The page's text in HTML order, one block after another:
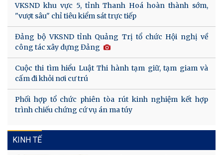
VKSND khu vực 5, tỉnh Thanh Hoá hoàn thành sớm,
"vượt sâu" chỉ tiêu kiểm sát trực tiếp
Đảng bộ VKSND tỉnh Quảng Trị tổ chức Hội nghị về
công tác xây dựng Đảng
Cuộc thi tìm hiểu Luật Thi hành tạm giữ, tạm giam và
cấm đi khỏi nơi cư trú
Phối hợp tổ chức phiên tòa rút kinh nghiệm kết hợp
trình chiếu chứng cứ vụ án ma túy
KINH TẾ